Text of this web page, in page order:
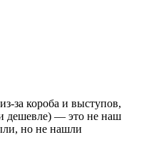
за короба и выступов,
дешевле) — это не наш
но не нашли